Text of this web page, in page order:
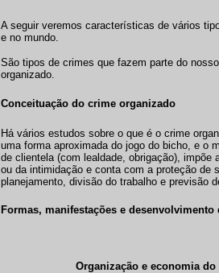
A seguir veremos características de vários
e no mundo.
São tipos de crimes que fazem parte do
organizado.
Conceituação do crime organizado
Há vários estudos sobre o que é o crime
uma forma aproximada do jogo do bicho, e o
de clientela (com lealdade, obrigação),
ou da intimidação e conta com a proteção de
planejamento, divisão do trabalho e previsão
Formas, manifestações e
Organização e economia